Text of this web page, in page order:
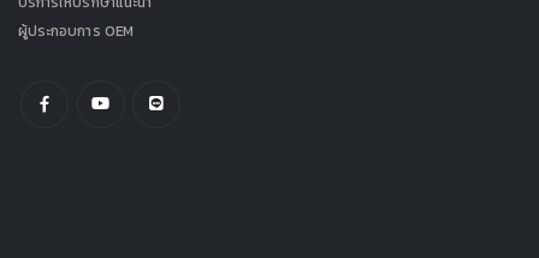
ผู้ประกอบการ OEM